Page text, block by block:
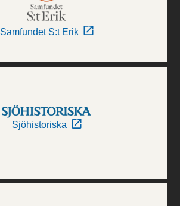
Samfundet S:t Erik
Sjöhistoriska